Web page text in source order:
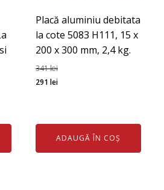
Placă aluminiu debitata
la cote 5083 H111, 15 x
200 x 300 mm, 2,4 kg.
341lei
Prețul
fost:
341 lei.
291leiPrețul
291 lei.
ADAUGĂ ÎN COȘ